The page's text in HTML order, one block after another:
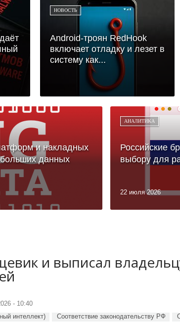
НОВОСТЬ
Android-троян RedHook
включает отладку и лезет в
систему как...
и накладных
больших данных
АНАЛИТИКА
Российские
выбору для
22 июля 2026
и выписал
- 10:40
интеллект) Соответствие законодательству РФ